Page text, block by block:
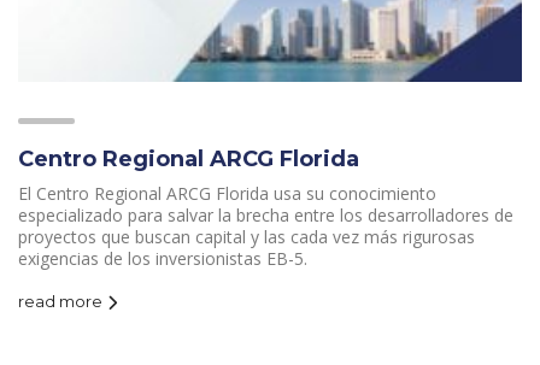
Centro Regional ARCG Florida
El Centro Regional ARCG Florida usa su conocimiento
especializado para salvar la brecha entre los desarrolladores de
proyectos que buscan capital y las cada vez más rigurosas
exigencias de los inversionistas EB-5.
read more